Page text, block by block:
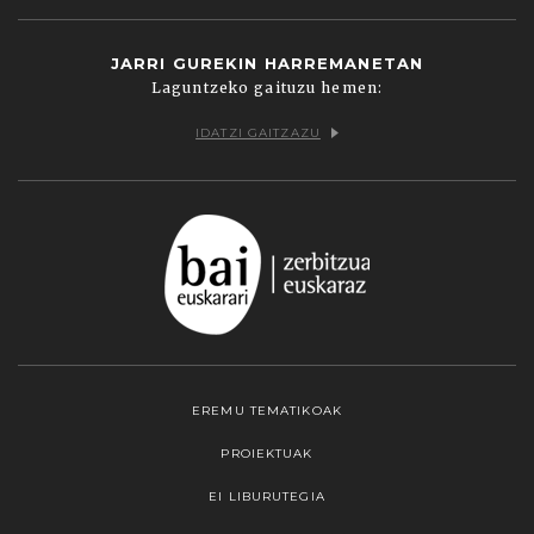
JARRI GUREKIN HARREMANETAN
Laguntzeko gaituzu hemen:
IDATZI GAITZAZU
EREMU TEMATIKOAK
PROIEKTUAK
EI LIBURUTEGIA